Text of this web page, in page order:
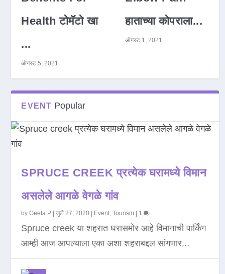
Health टोमॅटो खा
...
ऑगस्ट 5, 2021
हाताच्या कोपराला...
ऑगस्ट 1, 2021
EVENT Popular
SPRUCE CREEK प्रत्येक घरामध्ये विमान
असलेले आगळे वेगळे गांव
byGeeta P |जुलै 27, 2020 Event,Tourism 1
Spruce creek या शहरात घरासमोर आहे विमानाची पार्किंग
आम्ही आज आपल्याला एका अशा शहराबद्दल सांगणार...